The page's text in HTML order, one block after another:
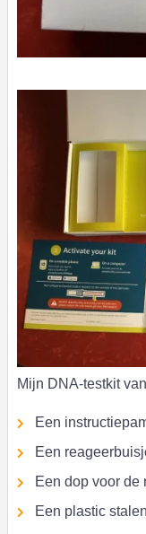
Mijn DNA-testkit
Een
Een
Een dop voor de
Een plastic